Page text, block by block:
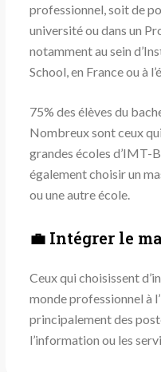
professionnel, soit de
université ou dans un
notamment au sein
School, en France ou à
75% des élèves du
Nombreux sont ceux
grandes écoles d’IMT-
également choisir un
ou une autre école.
💼 Intégrer le
Ceux qui choisissent
monde professionnel à
principalement des
l’information ou les